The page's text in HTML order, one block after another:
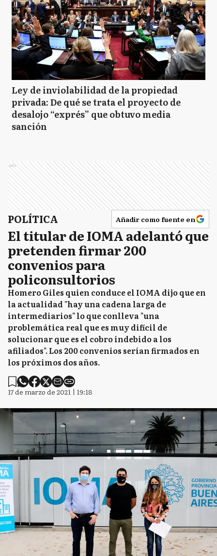
Ley de inviolabilidad de la propiedad
privada: De qué se trata el proyecto de
desalojo “exprés” que obtuvo media
sanción
Ads
POLÍTICA Añadir como fuente en
El titular de IOMA adelantó que
pretenden firmar 200
convenios para
policonsultorios
Homero Giles quien conduce el IOMA dijo que en
la actualidad "hay una cadena larga de
intermediarios" lo que conlleva "una
problemática real que es muy difícil de
solucionar que es el cobro indebido a los
afiliados". Los 200 convenios serían firmados en
los próximos dos años.
17 de marzo de 2021 | 19:18